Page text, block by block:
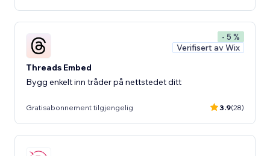
- 5 %
Verifisert av Wix
Threads Embed
Bygg enkelt inn tråder på nettstedet ditt
Gratisabonnement tilgjengelig 3.9(28)